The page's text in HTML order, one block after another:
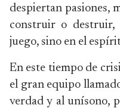
despiertan pasiones,
construir o destruir,
juego, sino en el
En este tiempo de
el gran equipo
verdad y al unísono,